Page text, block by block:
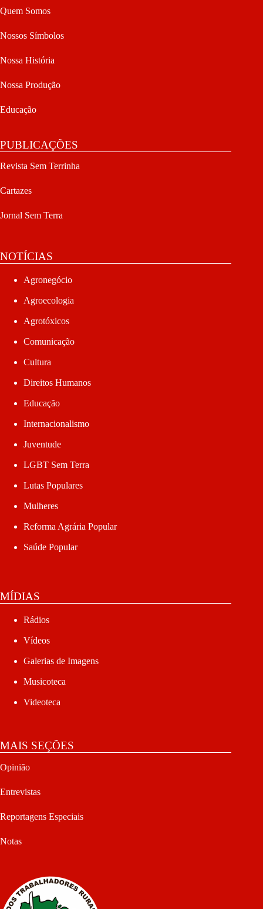
Quem Somos
Nossos Símbolos
Nossa História
Nossa Produção
Educação
PUBLICAÇÕES
Revista Sem Terrinha
Cartazes
Jornal Sem Terra
NOTÍCIAS
Agronegócio
Agroecologia
Agrotóxicos
Comunicação
Cultura
Direitos Humanos
Educação
Internacionalismo
Juventude
LGBT Sem Terra
Lutas Populares
Mulheres
Reforma Agrária Popular
Saúde Popular
MÍDIAS
Rádios
Vídeos
Galerias de Imagens
Musicoteca
Videoteca
MAIS SEÇÕES
Opinião
Entrevistas
Reportagens Especiais
Notas